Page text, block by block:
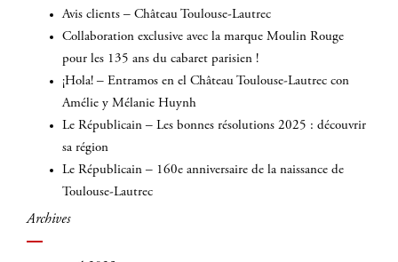
Avis clients – Château Toulouse-Lautrec
Collaboration exclusive avec la marque Moulin Rouge
pour les 135 ans du cabaret parisien !
¡Hola! – Entramos en el Château Toulouse-Lautrec con
Amélie y Mélanie Huynh
Le Républicain – Les bonnes résolutions 2025 : découvrir
sa région
Le Républicain – 160e anniversaire de la naissance de
Toulouse-Lautrec
Archives